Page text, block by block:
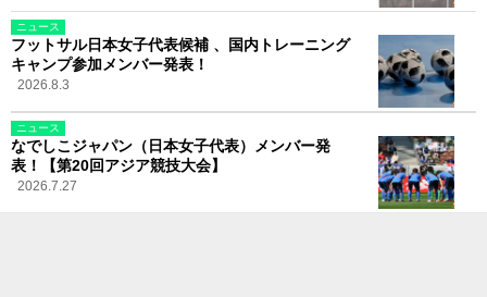
ニュース
フットサル日本女子代表候補 、国内トレーニング
キャンプ参加メンバー発表！
2026.8.3
ニュース
なでしこジャパン（日本女子代表）メンバー発
表！【第20回アジア競技大会】
2026.7.27